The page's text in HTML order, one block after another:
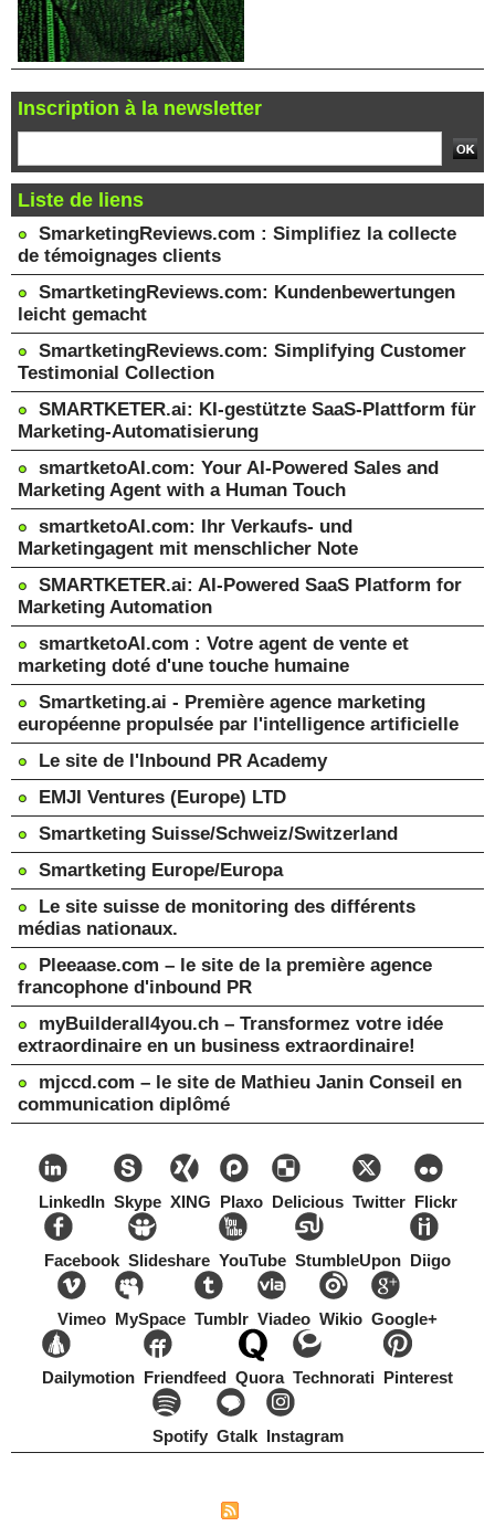
Inscription à la newsletter
Liste de liens
SmarketingReviews.com : Simplifiez la collecte
de témoignages clients
SmartketingReviews.com: Kundenbewertungen
leicht gemacht
SmartketingReviews.com: Simplifying Customer
Testimonial Collection
SMARTKETER.ai: KI-gestützte SaaS-Plattform für
Marketing-Automatisierung
smartketoAI.com: Your AI-Powered Sales and
Marketing Agent with a Human Touch
smartketoAI.com: Ihr Verkaufs- und
Marketingagent mit menschlicher Note
SMARTKETER.ai: AI-Powered SaaS Platform for
Marketing Automation
smartketoAI.com : Votre agent de vente et
marketing doté d'une touche humaine
Smartketing.ai - Première agence marketing
européenne propulsée par l'intelligence artificielle
Le site de l'Inbound PR Academy
EMJI Ventures (Europe) LTD
Smartketing Suisse/Schweiz/Switzerland
Smartketing Europe/Europa
Le site suisse de monitoring des différents
médias nationaux.
Pleeaase.com – le site de la première agence
francophone d'inbound PR
myBuilderall4you.ch – Transformez votre idée
extraordinaire en un business extraordinaire!
mjccd.com – le site de Mathieu Janin Conseil en
communication diplômé
LinkedIn Skype XING Plaxo Delicious Twitter Flickr
Facebook Slideshare YouTube StumbleUpon Diigo
Vimeo MySpace Tumblr Viadeo Wikio Google+
Dailymotion Friendfeed Quora Technorati Pinterest
Spotify Gtalk Instagram